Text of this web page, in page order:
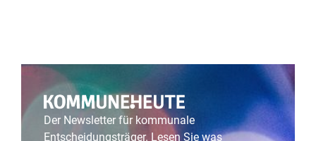
Der Newsletter für kommunale
Entscheidungsträger. Lesen Sie was